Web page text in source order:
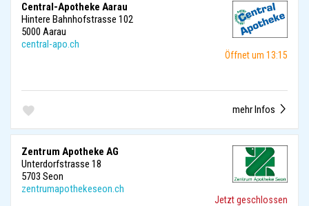
Central-Apotheke Aarau
Hintere Bahnhofstrasse 102
5000 Aarau
central-apo.ch
Öffnet um 13:15
mehr Infos
Zentrum Apotheke AG
Unterdorfstrasse 18
5703 Seon
zentrumapothekeseon.ch
Jetzt geschlossen